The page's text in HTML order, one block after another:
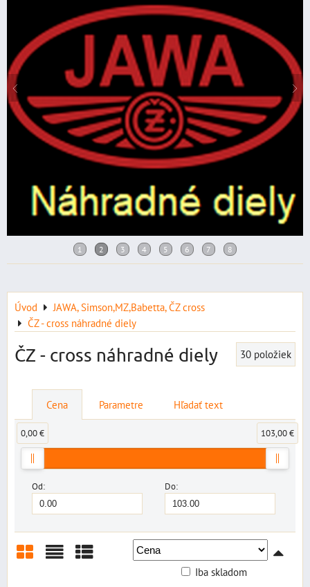
Úvod
JAWA, Simson,MZ,Babetta, ČZ cross
ČZ - cross náhradné diely
ČZ - cross náhradné diely 30 položiek
Cena Parametre Hľadať text
Od: Do:
0,00 € 103,00 €
Iba skladom